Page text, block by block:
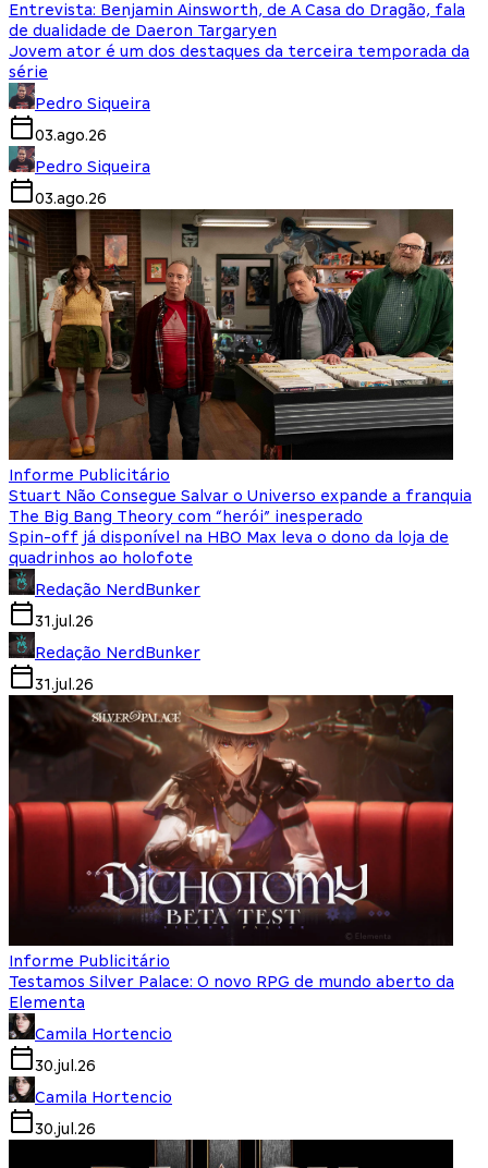
Entrevista: Benjamin Ainsworth, de A Casa do Dragão, fala
de dualidade de Daeron Targaryen
Jovem ator é um dos destaques da terceira temporada da
série
Pedro Siqueira
03.ago.26
Pedro Siqueira
03.ago.26
Informe Publicitário
Stuart Não Consegue Salvar o Universo expande a franquia
The Big Bang Theory com “herói” inesperado
Spin-off já disponível na HBO Max leva o dono da loja de
quadrinhos ao holofote
Redação NerdBunker
31.jul.26
Redação NerdBunker
31.jul.26
Informe Publicitário
Testamos Silver Palace: O novo RPG de mundo aberto da
Elementa
Camila Hortencio
30.jul.26
Camila Hortencio
30.jul.26